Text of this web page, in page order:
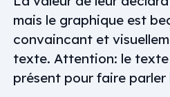
mais le graphique est
convaincant et
texte. Attention: le
présent pour faire parler